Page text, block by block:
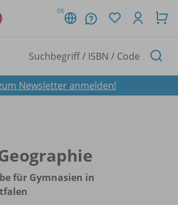
DE
Newsletter anmelden!
für Gymnasien in